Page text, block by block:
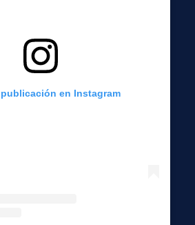
publicación en Instagram